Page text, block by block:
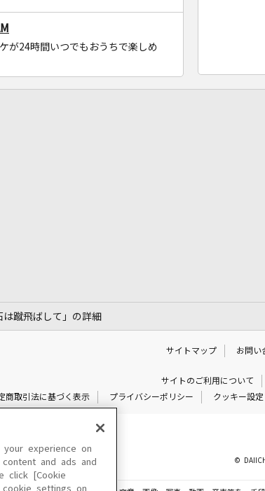
が24時間いつでもおうちで楽しめ
は蹴飛ばして」の詳細
サイトマップ お問い
サイトのご利用について
商取引法に基づく表示
プライバシーポリシー クッキー設定
©
experience on
and ads and
click [Cookie
settings on